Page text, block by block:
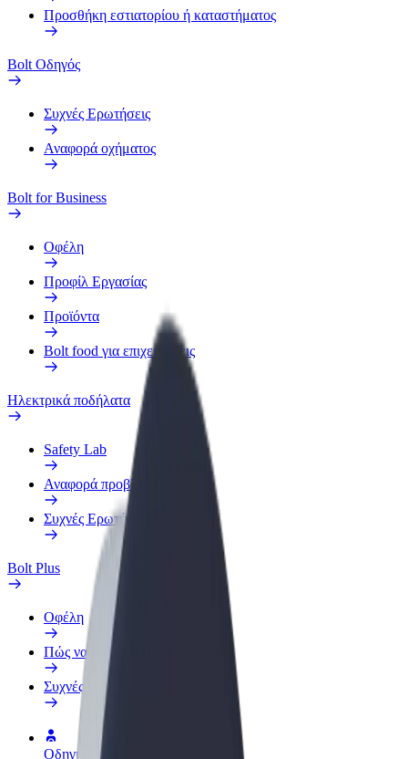
Προσθήκη εστιατορίου ή καταστήματος
Bolt Οδηγός
Συχνές Ερωτήσεις
Αναφορά οχήματος
Bolt for Business
Οφέλη
Προφίλ Εργασίας
Προϊόντα
Bolt food για επιχειρήσεις
Ηλεκτρικά ποδήλατα
Safety Lab
Αναφορά προβλήματος
Συχνές Ερωτήσεις
Bolt Plus
Οφέλη
Πώς να συμμετάσχετε
Συχνές Ερωτήσεις
Οδηγήστε